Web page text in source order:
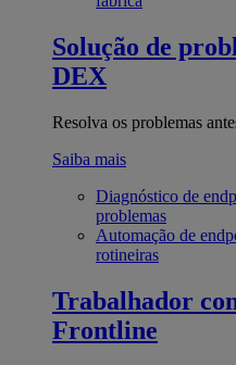
Solução de
DEX
Resolva os problemas
Saiba mais
Diagnóstico de
problemas
Automação de
rotineiras
Trabalhador
Frontline